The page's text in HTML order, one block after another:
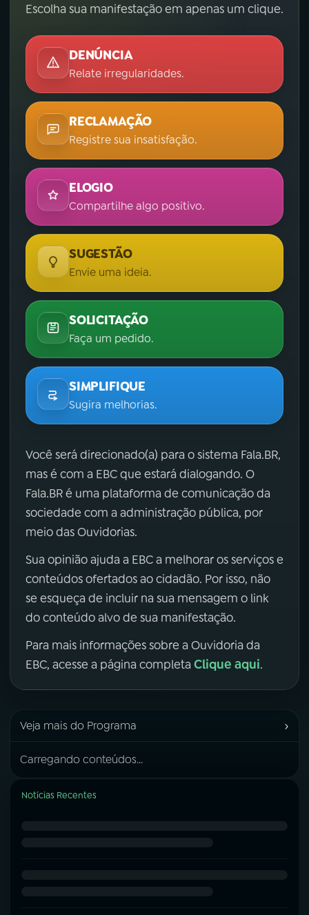
Escolha sua manifestação em apenas um clique.
DENÚNCIA
Relate irregularidades.
RECLAMAÇÃO
Registre sua insatisfação.
ELOGIO
Compartilhe algo positivo.
SUGESTÃO
Envie uma ideia.
SOLICITAÇÃO
Faça um pedido.
SIMPLIFIQUE
Sugira melhorias.
Você será direcionado(a) para o sistema Fala.BR,
mas é com a EBC que estará dialogando. O
Fala.BR é uma plataforma de comunicação da
sociedade com a administração pública, por
meio das Ouvidorias.
Sua opinião ajuda a EBC a melhorar os serviços e
conteúdos ofertados ao cidadão. Por isso, não
se esqueça de incluir na sua mensagem o link
do conteúdo alvo de sua manifestação.
Para mais informações sobre a Ouvidoria da
EBC, acesse a página completa Clique aqui.
Veja mais do Programa ›
Carregando conteúdos...
Notícias Recentes